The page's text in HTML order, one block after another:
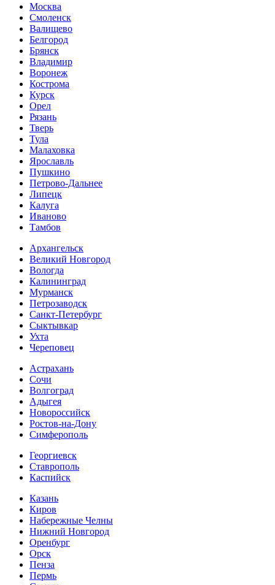
Москва
Смоленск
Валищево
Белгород
Брянск
Владимир
Воронеж
Кострома
Курск
Орел
Рязань
Тверь
Тула
Малаховка
Ярославль
Пушкино
Петрово-Дальнее
Липецк
Калуга
Иваново
Тамбов
Архангельск
Великий Новгород
Вологда
Калининград
Мурманск
Петрозаводск
Санкт-Петербург
Сыктывкар
Ухта
Череповец
Астрахань
Сочи
Волгоград
Адыгея
Новороссийск
Ростов-на-Дону
Симферополь
Георгиевск
Ставрополь
Каспийск
Казань
Киров
Набережные Челны
Нижний Новгород
Оренбург
Орск
Пенза
Пермь